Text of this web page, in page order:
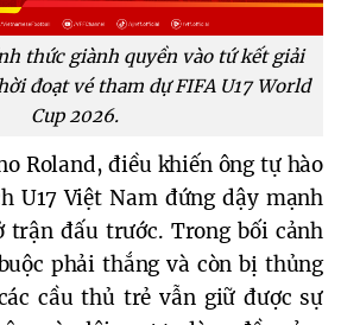
thức giành quyền vào tứ kết giải
đoạt vé tham dự FIFA U17 World
Cup 2026.
Roland, điều khiến ông tự hào
U17 Việt Nam đứng dậy mạnh
trận đấu trước. Trong bối cảnh
phải thắng và còn bị thủng
cầu thủ trẻ vẫn giữ được sự